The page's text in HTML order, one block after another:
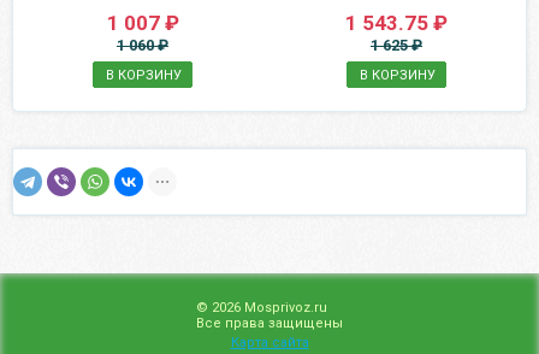
1 007 ₽
1 060 ₽
В КОРЗИНУ
1 543.75 ₽
1 625 ₽
В КОРЗИНУ
© 2026 Mosprivoz.ru
Все права защищены
Карта сайта